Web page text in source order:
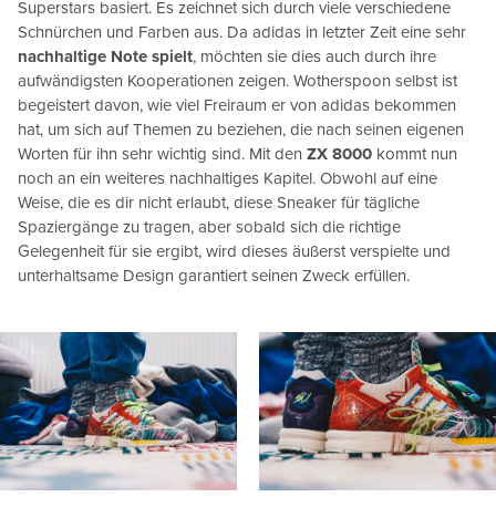
Superstars basiert. Es zeichnet sich durch viele verschiedene
Schnürchen und Farben aus. Da adidas in letzter Zeit eine sehr
nachhaltige Note spielt, möchten sie dies auch durch ihre
aufwändigsten Kooperationen zeigen. Wotherspoon selbst ist
begeistert davon, wie viel Freiraum er von adidas bekommen
hat, um sich auf Themen zu beziehen, die nach seinen eigenen
Worten für ihn sehr wichtig sind. Mit den ZX 8000 kommt nun
noch an ein weiteres nachhaltiges Kapitel. Obwohl auf eine
Weise, die es dir nicht erlaubt, diese Sneaker für tägliche
Spaziergänge zu tragen, aber sobald sich die richtige
Gelegenheit für sie ergibt, wird dieses äußerst verspielte und
unterhaltsame Design garantiert seinen Zweck erfüllen.